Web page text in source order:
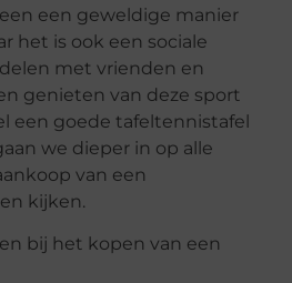
een geweldige manier
het is ook een sociale
met vrienden en
genieten van deze sport
een goede tafeltennistafel
we dieper in op alle
van een
kijken.
bij het kopen van een